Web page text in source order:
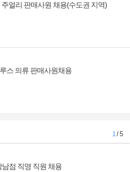
얼리 판매사원 채용(수도권 지역)
스 의류 판매사원채용
1/ 5
점 직영 직원 채용